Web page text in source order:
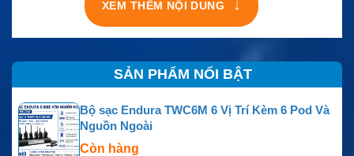
XEM THÊM NỘI DUNG ↓
SẢN PHẨM NỔI BẬT
Bộ sạc Endura TWC6M 6 Vị Trí Kèm 6 Pod Và
Nguồn Ngoài
Còn hàng